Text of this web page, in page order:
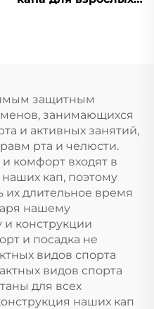
оптом
защитным
занимающихся
и активных занятий,
рта и челюсти.
комфорт входят в
кап, поэтому
их длительное время
нашему
конструкции
и посадка не
видов спорта
видов спорта
для всех
наших кап